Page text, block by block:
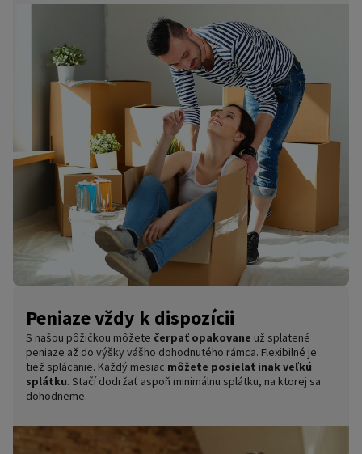
Peniaze vždy k dispozícii
S našou pôžičkou môžete čerpať opakovane už splatené
peniaze až do výšky vášho dohodnutého rámca. Flexibilné je
tiež splácanie. Každý mesiac môžete posielať inak veľkú
splátku. Stačí dodržať aspoň minimálnu splátku, na ktorej sa
dohodneme.